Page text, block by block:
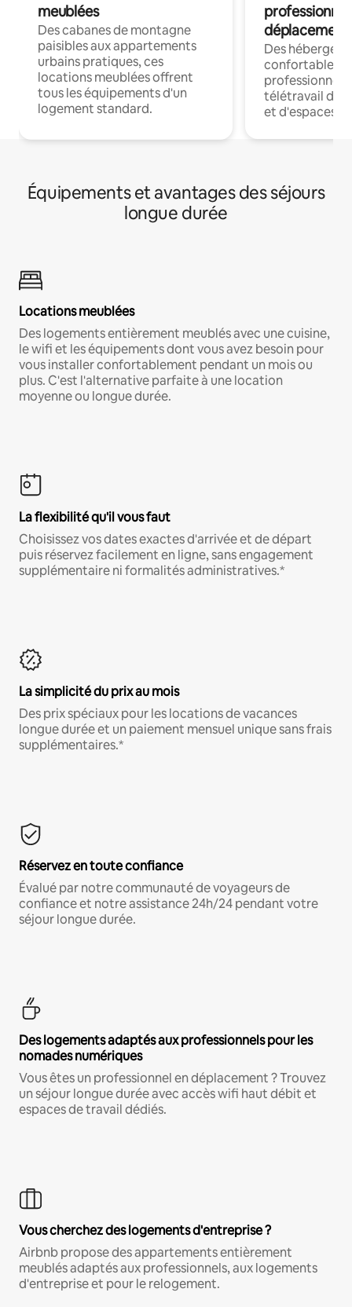
meublées
Des cabanes de montagne
paisibles aux appartements
urbains pratiques, ces
locations meublées offrent
tous les équipements d'un
logement standard.
déplacement
Des
confortables
professionnels
télétravail
et d'espaces
Équipements et avantages des séjours
longue durée
Locations meublées
Des logements entièrement meublés avec une cuisine,
le wifi et les équipements dont vous avez besoin pour
vous installer confortablement pendant un mois ou
plus. C'est l'alternative parfaite à une location
moyenne ou longue durée.
La flexibilité qu'il vous faut
Choisissez vos dates exactes d'arrivée et de départ
puis réservez facilement en ligne, sans engagement
supplémentaire ni formalités administratives.*
La simplicité du prix au mois
Des prix spéciaux pour les locations de vacances
longue durée et un paiement mensuel unique sans frais
supplémentaires.*
Réservez en toute confiance
Évalué par notre communauté de voyageurs de
confiance et notre assistance 24h/24 pendant votre
séjour longue durée.
Des logements adaptés aux professionnels pour les
nomades numériques
Vous êtes un professionnel en déplacement ? Trouvez
un séjour longue durée avec accès wifi haut débit et
espaces de travail dédiés.
Vous cherchez des logements d'entreprise ?
Airbnb propose des appartements entièrement
meublés adaptés aux professionnels, aux logements
d'entreprise et pour le relogement.